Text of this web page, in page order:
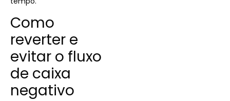
Como
reverter e
evitar o fluxo
de caixa
negativo